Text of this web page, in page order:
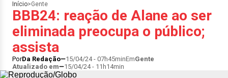
Início>Gente
BBB24: reação de Alane ao ser
eliminada preocupa o público;
assista
PorDa Redação 15/04/24 - 07h45minEmGente
Atualizado em
15/04/24 - 11h14min